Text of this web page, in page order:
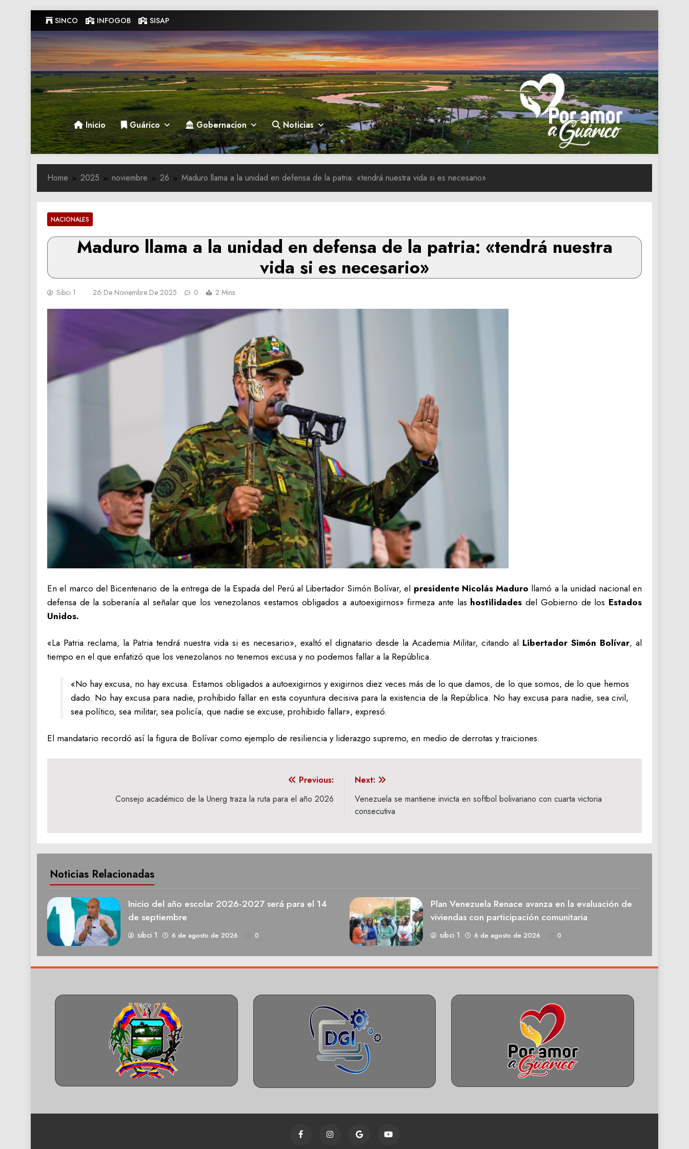
to
content
SINCO INFOGOB SISAP
Gobernacion de Guarico
Gobernacion de Guarico
Inicio Guárico Gobernacion Noticias
Home 2025 noviembre 26 Maduro llama a la unidad en defensa de la patria: «tendrá nuestra vida si es necesario»
NACIONALES
Maduro llama a la unidad en defensa de la patria: «tendrá nuestra
vida si es necesario»
Sibci 1 26 De Noviembre De 2025 0 2 Mins
En el marco del Bicentenario de la entrega de la Espada del Perú al Libertador Simón Bolívar, el presidente Nicolás Maduro llamó a la unidad nacional en
defensa de la soberanía al señalar que los venezolanos «estamos obligados a autoexigirnos» firmeza ante las hostilidades del Gobierno de los Estados
Unidos.
«La Patria reclama, la Patria tendrá nuestra vida si es necesario», exaltó el dignatario desde la Academia Militar, citando al Libertador Simón Bolívar, al
tiempo en el que enfatizó que los venezolanos no tenemos excusa y no podemos fallar a la República.
«No hay excusa, no hay excusa. Estamos obligados a autoexigirnos y exigirnos diez veces más de lo que damos, de lo que somos, de lo que hemos
dado. No hay excusa para nadie, prohibido fallar en esta coyuntura decisiva para la existencia de la República. No hay excusa para nadie, sea civil,
sea político, sea militar, sea policía; que nadie se excuse, prohibido fallar», expresó.
El mandatario recordó así la figura de Bolívar como ejemplo de resiliencia y liderazgo supremo, en medio de derrotas y traiciones.
Previous:
Consejo académico de la Unerg traza la ruta para el año 2026
Next:
Venezuela se mantiene invicta en softbol bolivariano con cuarta victoria
consecutiva
Noticias Relacionadas
Inicio del año escolar 2026-2027 será para el 14
de septiembre
sibci 1 6 de agosto de 2026 0
Plan Venezuela Renace avanza en la evaluación de
viviendas con participación comunitaria
sibci 1 6 de agosto de 2026 0